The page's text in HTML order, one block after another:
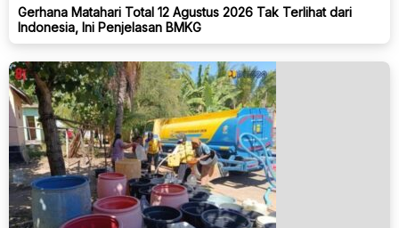
Gerhana Matahari Total 12 Agustus 2026 Tak Terlihat dari
Indonesia, Ini Penjelasan BMKG